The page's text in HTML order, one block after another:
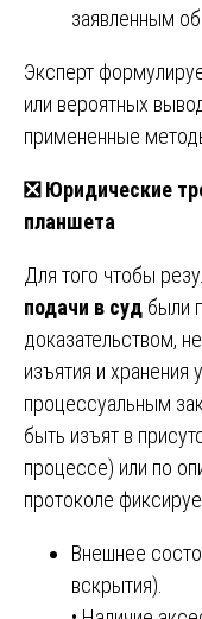
заявленным
Эксперт
или вероятных
примененные
❎Юридические
планшета
Для того чтобы
подачи в суд были
доказательством,
изъятия и хранения
процессуальным
быть изъят в
процессе) или по
протоколе
Внешнее
вскрытия).